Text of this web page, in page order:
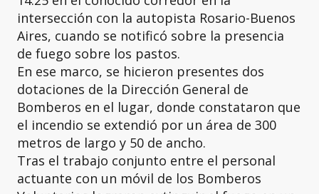
intersección con la autopista Rosario-Buenos
Aires, cuando se notificó sobre la presencia
de fuego sobre los pastos.
En ese marco, se hicieron presentes dos
dotaciones de la Dirección General de
Bomberos en el lugar, donde constataron que
el incendio se extendió por un área de 300
metros de largo y 50 de ancho.
Tras el trabajo conjunto entre el personal
actuante con un móvil de los Bomberos